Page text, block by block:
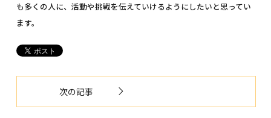
も多くの人に、活動や挑戦を伝えていけるようにしたいと思ってい
ます。
次の記事